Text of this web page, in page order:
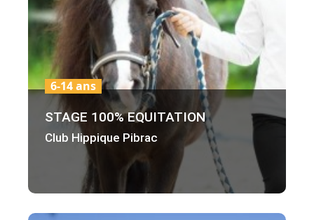
STAGE 100% EQUITATION
Club Hippique Pibrac
6-14 ans